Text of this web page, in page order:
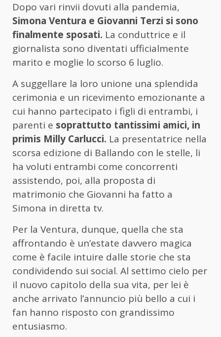
Dopo vari rinvii dovuti alla pandemia,
Simona Ventura e Giovanni Terzi si sono
finalmente sposati. La conduttrice e il
giornalista sono diventati ufficialmente
marito e moglie lo scorso 6 luglio.
A suggellare la loro unione una splendida
cerimonia e un ricevimento emozionante a
cui hanno partecipato i figli di entrambi, i
parenti e soprattutto tantissimi amici, in
primis Milly Carlucci. La presentatrice nella
scorsa edizione di Ballando con le stelle, li
ha voluti entrambi come concorrenti
assistendo, poi, alla proposta di
matrimonio che Giovanni ha fatto a
Simona in diretta tv.
Per la Ventura, dunque, quella che sta
affrontando è un’estate davvero magica
come è facile intuire dalle storie che sta
condividendo sui social. Al settimo cielo per
il nuovo capitolo della sua vita, per lei è
anche arrivato l’annuncio più bello a cui i
fan hanno risposto con grandissimo
entusiasmo.